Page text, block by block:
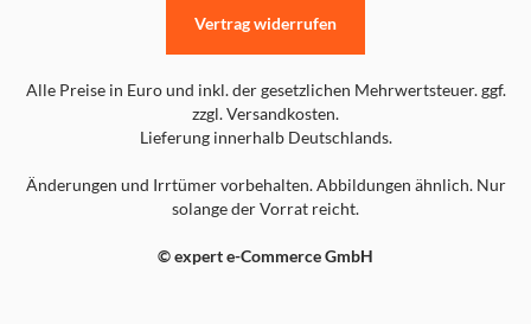
Alle Preise in Euro und inkl. der gesetzlichen Mehrwertsteuer. ggf.
zzgl. Versandkosten.
Lieferung innerhalb Deutschlands.
Änderungen und Irrtümer vorbehalten. Abbildungen ähnlich. Nur
solange der Vorrat reicht.
© expert e-Commerce GmbH
Vertrag widerrufen